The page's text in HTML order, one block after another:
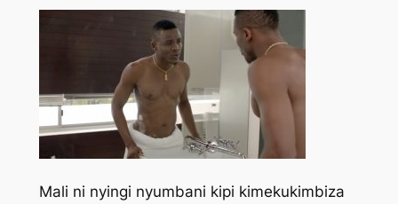
Mali ni nyingi nyumbani kipi kimekukimbiza